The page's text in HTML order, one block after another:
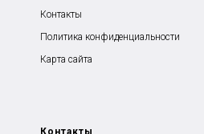
Контакты
Политика конфиденциальности
Карта сайта